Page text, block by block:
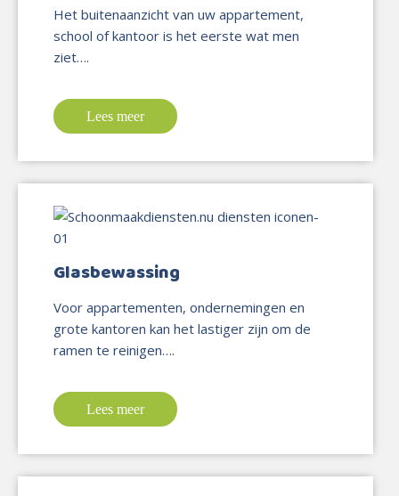
Het buitenaanzicht van uw appartement,
school of kantoor is het eerste wat men
ziet….
Lees meer
Glasbewassing
Voor appartementen, ondernemingen en
grote kantoren kan het lastiger zijn om de
ramen te reinigen….
Lees meer